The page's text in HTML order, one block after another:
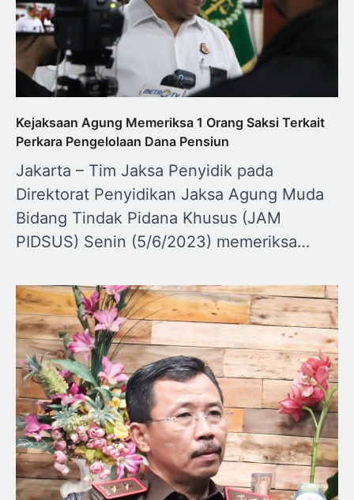
Kejaksaan Agung Memeriksa 1 Orang Saksi Terkait
Perkara Pengelolaan Dana Pensiun
Jakarta – Tim Jaksa Penyidik pada
Direktorat Penyidikan Jaksa Agung Muda
Bidang Tindak Pidana Khusus (JAM
PIDSUS) Senin (5/6/2023) memeriksa…